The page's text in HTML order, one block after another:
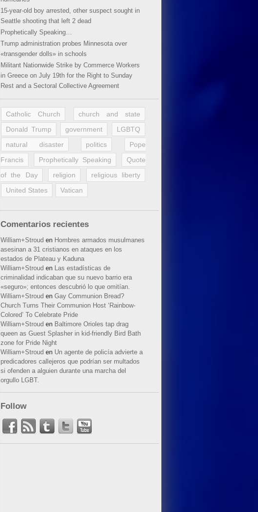
15-year-old boy arrested, other suspect sought in
Seattle shooting that left 2 dead
Prophetically Speaking…
Trump administration probes Minnesota over
«transgender dolls» in schools
Militant Nationwide Strike by Commerce Workers
in Greece on July 19th for the Right to Sunday
Rest and a Sectoral Collective Agreement
Catholic Church
church and state
Donald Trump
government
LGBTQ
natural disaster
politics
Pope
Francis
Prophetically Speaking
Quote
of the Day
religion
religious liberty
United States
Vatican
Comentarios recientes
William+Stroud en Hombres armados musulmanes
asesinan a 31 cristianos en ataques en los
estados de Plateau y Kaduna
William+Stroud en Las estadísticas de
criminalidad indicaban que su nuevo barrio era
«seguro»; entonces descubrió lo que omitían.
William+Stroud en Gay Communion Bread?
Church Turns Their Communion Host ‘Rainbow-
Colored’ To Celebrate Pride
William+Stroud en Baltimore Orioles tap drag
queen as Guest Splasher in kid-friendly Bird Bath
zone for Pride Night
William+Stroud en Un agente de policía advierte a
predicadores callejeros que podrían ser multados
si ofenden a alguien durante una marcha del
orgullo LGBT.
Follow